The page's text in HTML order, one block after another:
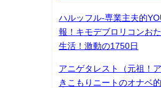
ハルッフル-専業主夫的
報！キモデブロリコンお
生活！激動の1750日
アニゲタレスト（元祖！
きこもりニートのオナベ